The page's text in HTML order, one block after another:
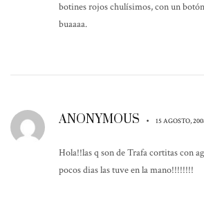
botines rojos chulísimos, con un
buaaaa.
ANONYMOUS • 15 AGOSTO,
Hola!!las q son de Trafa cortitas con
pocos dias las tuve en la mano!!!!!!!!